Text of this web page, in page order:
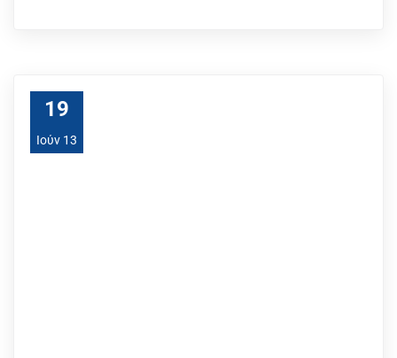
19
Ιούν 13